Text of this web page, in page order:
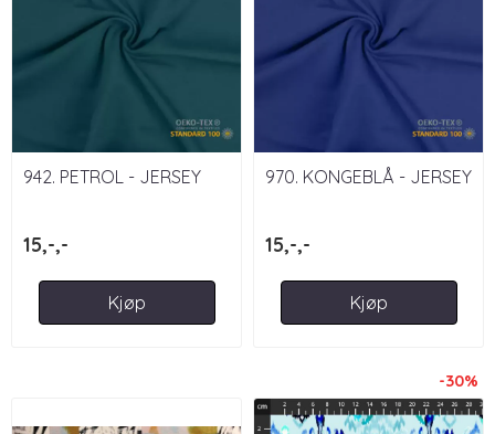
942. PETROL - JERSEY
15,-,-
Kjøp
970. KONGEBLÅ - JERSEY
15,-,-
Kjøp
-30%